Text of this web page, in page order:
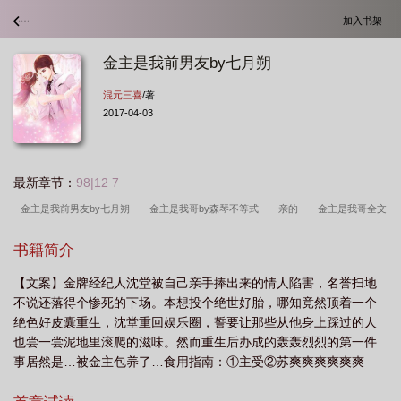
加入书架
金主是我前男友by七月朔
混元三喜/著
2017-04-03
最新章节： 98|12 7
金主是我前男友by七月朔 金主是我哥by森琴不等式 亲的 金主是我哥全文
改版 金主是我前男友晋江
我爸 其实我是你男神[娱乐圈 金主是我哥免费阅读 金主是我哥by 金主
是我前男友剧透 金主是我哥 by 琴森剧透 金主是我爸by左岸咖啡长佩 金主
是我事业粉 金主是我哥在线阅读 金主其实我是你男神
书籍简介
【文案】金牌经纪人沈堂被自己亲手捧出来的情人陷害，名誉扫地
不说还落得个惨死的下场。本想投个绝世好胎，哪知竟然顶着一个
绝色好皮囊重生，沈堂重回娱乐圈，誓要让那些从他身上踩过的人
也尝一尝泥地里滚爬的滋味。然而重生后办成的轰轰烈烈的第一件
事居然是…被金主包养了…食用指南：①主受②苏爽爽爽爽爽爽